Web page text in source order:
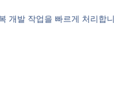
개발 작업을 빠르게 처리합니